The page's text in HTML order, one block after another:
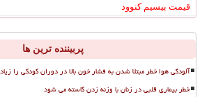
قیمت بیسیم کنوود
پربیننده ترین ها
آلودگی هوا خطر مبتلا شدن به فشار خون بالا در دوران کودکی را
خطر بیماری قلبی در زنان با وزنه زدن کاسته می شود